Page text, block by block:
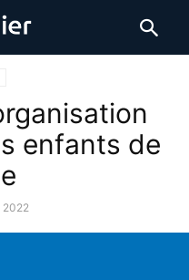
enfants de
2022